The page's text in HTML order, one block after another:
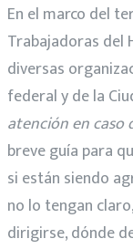
En el marco del
Trabajadoras del
diversas
federal y de la
atención en caso
breve guía para
si están siendo
no lo tengan
dirigirse, dónde